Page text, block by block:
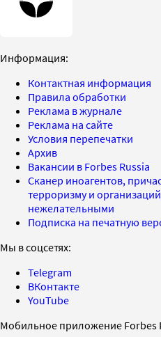
Информация:
Контактная информация
Правила обработки
Реклама в журнале
Реклама на сайте
Условия перепечатки
Архив
Вакансии в Forbes Russia
Сканер иноагентов,
терроризму и
нежелательными
Подписка на печатную
Мы в соцсетях:
Telegram
ВКонтакте
YouTube
Мобильное приложение Forbes